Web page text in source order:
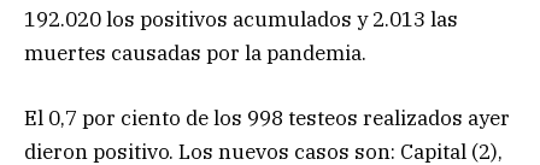
192.020 los positivos acumulados y 2.013 las
muertes causadas por la pandemia.
El 0,7 por ciento de los 998 testeos realizados ayer
dieron positivo. Los nuevos casos son: Capital (2),